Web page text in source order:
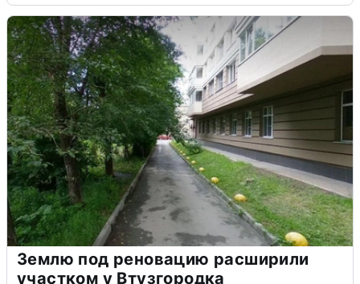
Землю под реновацию расширили
участком у Втузгородка